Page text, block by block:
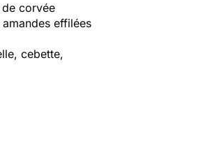
corvée
effilées
cebette,